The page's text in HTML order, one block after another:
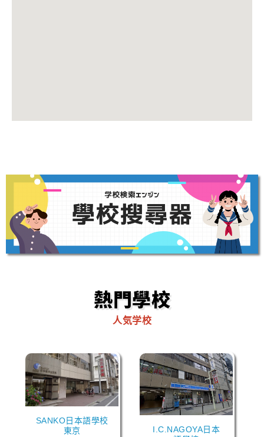
熱門學校
人気学校
SANKO日本語學校
東京
I.C.NAGOYA日本